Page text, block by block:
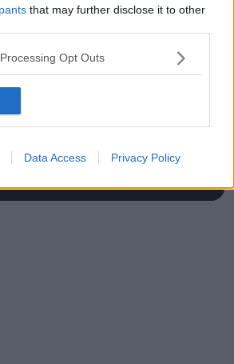
that may further disclose it to other
Opt Outs
Data Access Privacy Policy